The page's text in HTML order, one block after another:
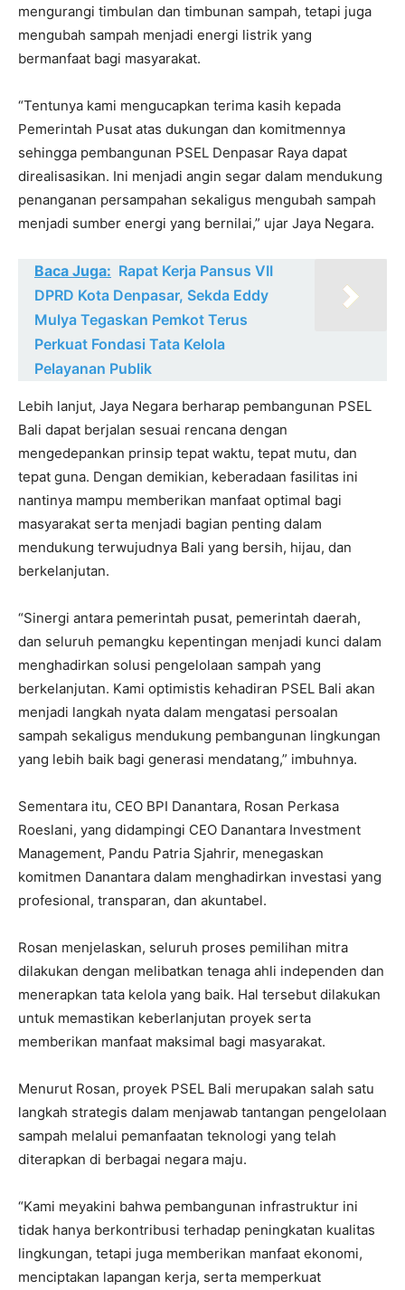
mengurangi timbulan dan timbunan sampah, tetapi juga
mengubah sampah menjadi energi listrik yang
bermanfaat bagi masyarakat.
“Tentunya kami mengucapkan terima kasih kepada
Pemerintah Pusat atas dukungan dan komitmennya
sehingga pembangunan PSEL Denpasar Raya dapat
direalisasikan. Ini menjadi angin segar dalam mendukung
penanganan persampahan sekaligus mengubah sampah
menjadi sumber energi yang bernilai,” ujar Jaya Negara.
Baca Juga: Rapat Kerja Pansus VII
DPRD Kota Denpasar, Sekda Eddy
Mulya Tegaskan Pemkot Terus
Perkuat Fondasi Tata Kelola
Pelayanan Publik
Lebih lanjut, Jaya Negara berharap pembangunan PSEL
Bali dapat berjalan sesuai rencana dengan
mengedepankan prinsip tepat waktu, tepat mutu, dan
tepat guna. Dengan demikian, keberadaan fasilitas ini
nantinya mampu memberikan manfaat optimal bagi
masyarakat serta menjadi bagian penting dalam
mendukung terwujudnya Bali yang bersih, hijau, dan
berkelanjutan.
“Sinergi antara pemerintah pusat, pemerintah daerah,
dan seluruh pemangku kepentingan menjadi kunci dalam
menghadirkan solusi pengelolaan sampah yang
berkelanjutan. Kami optimistis kehadiran PSEL Bali akan
menjadi langkah nyata dalam mengatasi persoalan
sampah sekaligus mendukung pembangunan lingkungan
yang lebih baik bagi generasi mendatang,” imbuhnya.
Sementara itu, CEO BPI Danantara, Rosan Perkasa
Roeslani, yang didampingi CEO Danantara Investment
Management, Pandu Patria Sjahrir, menegaskan
komitmen Danantara dalam menghadirkan investasi yang
profesional, transparan, dan akuntabel.
Rosan menjelaskan, seluruh proses pemilihan mitra
dilakukan dengan melibatkan tenaga ahli independen dan
menerapkan tata kelola yang baik. Hal tersebut dilakukan
untuk memastikan keberlanjutan proyek serta
memberikan manfaat maksimal bagi masyarakat.
Menurut Rosan, proyek PSEL Bali merupakan salah satu
langkah strategis dalam menjawab tantangan pengelolaan
sampah melalui pemanfaatan teknologi yang telah
diterapkan di berbagai negara maju.
“Kami meyakini bahwa pembangunan infrastruktur ini
tidak hanya berkontribusi terhadap peningkatan kualitas
lingkungan, tetapi juga memberikan manfaat ekonomi,
menciptakan lapangan kerja, serta memperkuat